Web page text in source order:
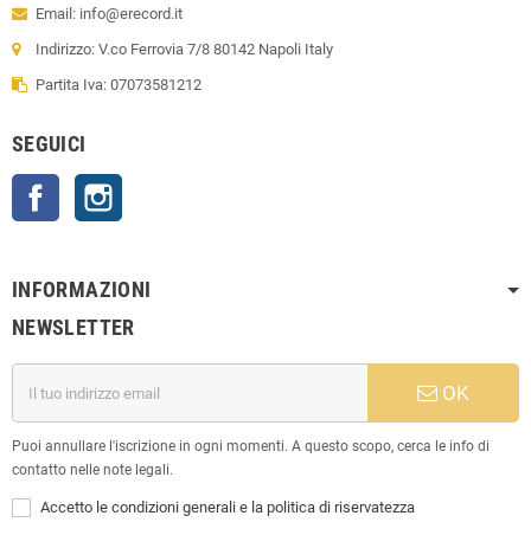
Email: info@erecord.it
Indirizzo: V.co Ferrovia 7/8 80142 Napoli Italy
Partita Iva: 07073581212
SEGUICI
Facebook
INFORMAZIONI
NEWSLETTER
OK
Puoi annullare l'iscrizione in ogni momenti. A questo scopo, cerca le info di
contatto nelle note legali.
Accetto le condizioni generali e la politica di riservatezza